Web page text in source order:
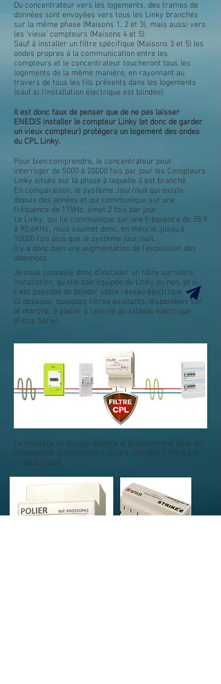
Du concentrateur vers les logements, des trames de
données sont envoyées vers tous les Linky branchés
sur la même phase (Maisons 1, 2 et 3), mais aussi vers
les 'vieux' compteurs (Maisons 4 et 5).
Sauf à installer un filtre spécifique (Maisons 3 et 5) les
ondes propres à la communication entre les
compteurs et le concentrateur toucheront tous les
logements de la même manière, en rayonnant au
travers de tous les fils présents dans les logements
(sauf si l'installation électrique est blindée).
Il est donc faux de penser que de ne pas laisser
ENEDIS installer le compteur Linky (et donc de garder
un vieux compteur) protégera un logement des ondes
du CPL Linky.
Pour bien comprendre, le concentrateur peut
interroger de 5000 à 20000 fois par jour les Compteurs
Linky situés sur la phase à laquelle il est branché.
En comparaison, le système Jour/nuit qui existe
depuis des années et qui communique sur une
fréquence de 175Hz, émet 2 fois par jour.
Le Linky, qui lui communique sur une fréquence de 35,9
à 90,6KHz, nous soumet donc, en théorie, jusqu'à
10000 fois plus que le système jour/nuit.
Il y a donc bien une augmentation de l'exposition des
abonnées.
Je vous conseille donc d'installer un filtre sur votre
installation, qu'elle soit équipée du Linky ou non, et si
c'est possible de blinder votre réseau électrique.
Ci dessous, quelques filtres existants, disponibles sur
le marché, à placer à l'entrée du tableau électrique
(Filtre Série).
Le montage ci dessus montre le branchement pour du
monophasé. En triphasé il faudra installer 1 filtre sur
chaque phase.